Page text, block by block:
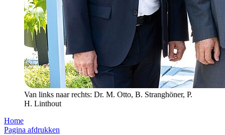
Van links naar rechts: Dr. M. Otto, B. Stranghöner, P.
H. Linthout
Home
Pagina afdrukken